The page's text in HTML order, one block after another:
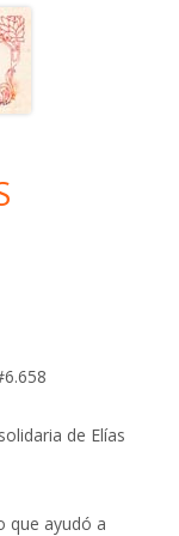
de Elías
que ayudó a